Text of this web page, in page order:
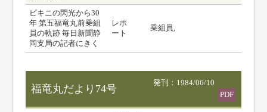
ビキニの閃光から30
年 第五福竜丸前乗組
員の軌跡 毎日新聞静
岡支局の記者にきく
レポ
ート
乗組員,
福竜丸だより74号
発刊：1984/06/10
PDF